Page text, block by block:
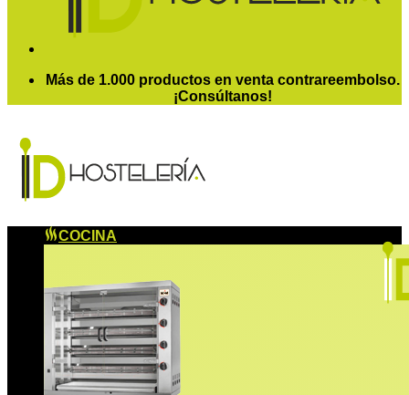
Más de 1.000 productos en venta contrareembolso.
¡Consúltanos!
COCINA